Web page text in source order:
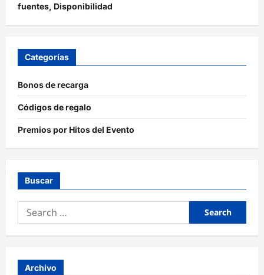
fuentes, Disponibilidad
Categorías
Bonos de recarga
Códigos de regalo
Premios por Hitos del Evento
Buscar
Search
for:
Archivo